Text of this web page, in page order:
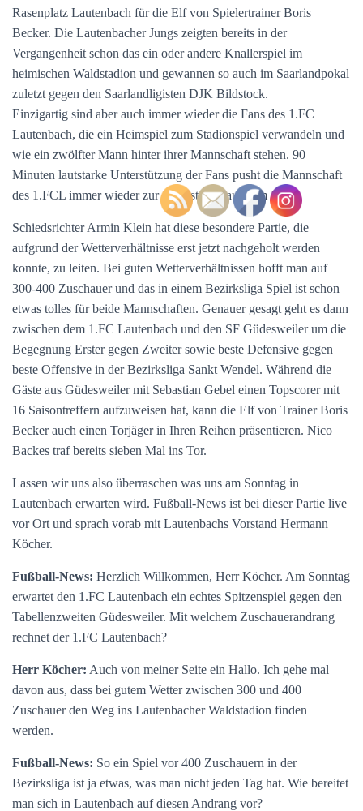
Rasenplatz Lautenbach für die Elf von Spielertrainer Boris
Becker. Die Lautenbacher Jungs zeigten bereits in der
Vergangenheit schon das ein oder andere Knallerspiel im
heimischen Waldstadion und gewannen so auch im Saarlandpokal
zuletzt gegen den Saarlandligisten DJK Bildstock.
Einzigartig sind aber auch immer wieder die Fans des 1.FC
Lautenbach, die ein Heimspiel zum Stadionspiel verwandeln und
wie ein zwölfter Mann hinter ihrer Mannschaft stehen. 90
Minuten lautstarke Unterstützung der Fans pusht die Mannschaft
des 1.FCL immer wieder zur Höchstform auf dem Platz.
Schiedsrichter Armin Klein hat diese besondere Partie, die
aufgrund der Wetterverhältnisse erst jetzt nachgeholt werden
konnte, zu leiten. Bei guten Wetterverhältnissen hofft man auf
300-400 Zuschauer und das in einem Bezirksliga Spiel ist schon
etwas tolles für beide Mannschaften. Genauer gesagt geht es dann
zwischen dem 1.FC Lautenbach und den SF Güdesweiler um die
Begegnung Erster gegen Zweiter sowie beste Defensive gegen
beste Offensive in der Bezirksliga Sankt Wendel. Während die
Gäste aus Güdesweiler mit Sebastian Gebel einen Topscorer mit
16 Saisontreffern aufzuweisen hat, kann die Elf von Trainer Boris
Becker auch einen Torjäger in Ihren Reihen präsentieren. Nico
Backes traf bereits sieben Mal ins Tor.
Lassen wir uns also überraschen was uns am Sonntag in
Lautenbach erwarten wird. Fußball-News ist bei dieser Partie live
vor Ort und sprach vorab mit Lautenbachs Vorstand Hermann
Köcher.
Fußball-News: Herzlich Willkommen, Herr Köcher. Am Sonntag
erwartet den 1.FC Lautenbach ein echtes Spitzenspiel gegen den
Tabellenzweiten Güdesweiler. Mit welchem Zuschauerandrang
rechnet der 1.FC Lautenbach?
Herr Köcher: Auch von meiner Seite ein Hallo. Ich gehe mal
davon aus, dass bei gutem Wetter zwischen 300 und 400
Zuschauer den Weg ins Lautenbacher Waldstadion finden
werden.
Fußball-News: So ein Spiel vor 400 Zuschauern in der
Bezirksliga ist ja etwas, was man nicht jeden Tag hat. Wie bereitet
man sich in Lautenbach auf diesen Andrang vor?